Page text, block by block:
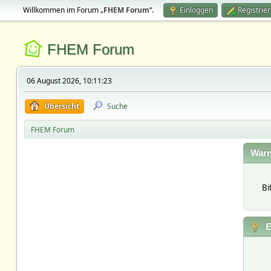
Willkommen im Forum „FHEM Forum“. Einloggen
FHEM Forum
06 August 2026, 10:11:23
Übersicht Suche
FHEM Forum